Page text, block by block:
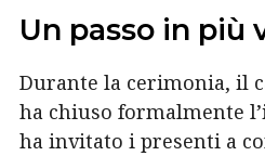
Un passo in più
Durante la cerimonia, il
ha chiuso formalmente
ha invitato i presenti a